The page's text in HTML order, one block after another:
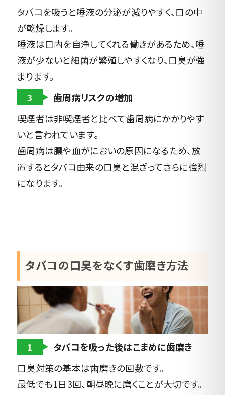
タバコを吸うと唾液の分泌が減りやすく、口の中
が乾燥します。
唾液は口内を自浄してくれる働きがあるため、唾
液が少ないと細菌が繁殖しやすくなり、口臭が強
まります。
3
歯周病リスクの増加
喫煙者は非喫煙者と比べて歯周病にかかりやす
いと言われています。
歯周病は膿や血がにおいの原因になるため、放
置するとタバコ由来の口臭と混ざってさらに強烈
になります。
タバコの口臭をなくす歯磨き方法
1
タバコを吸った後はこまめに歯磨き
口臭対策の基本は歯磨きの回数です。
最低でも1日3回、朝昼晩に磨くことが大切です。